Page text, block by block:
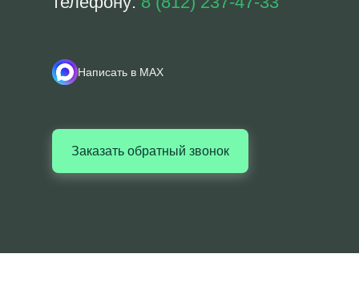
Написать в MAX
Заказать обратный звонок